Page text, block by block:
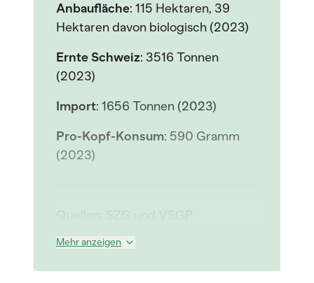
Anbaufläche: 115 Hektaren, 39
Hektaren davon biologisch (2023)
Ernte Schweiz: 3516 Tonnen
(2023)
Import: 1656 Tonnen (2023)
Pro-Kopf-Konsum: 590 Gramm
(2023)
Mehr anzeigen